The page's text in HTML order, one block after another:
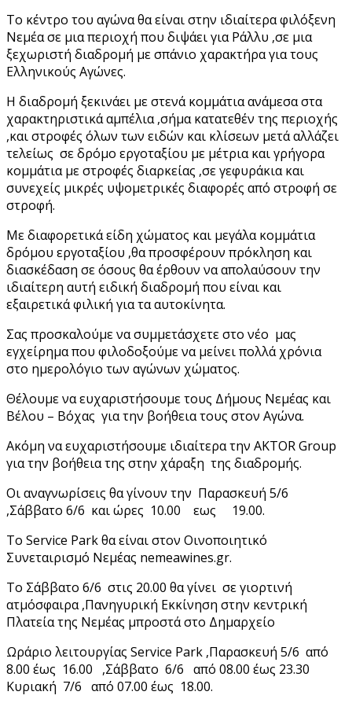
Το κέντρο του αγώνα θα είναι στην ιδιαίτερα φιλόξενη
Νεμέα σε μια περιοχή που διψάει για Ράλλυ ,σε μια
ξεχωριστή διαδρομή με σπάνιο χαρακτήρα για τους
Ελληνικούς Αγώνες.
Η διαδρομή ξεκινάει με στενά κομμάτια ανάμεσα στα
χαρακτηριστικά αμπέλια ,σήμα κατατεθέν της περιοχής
,και στροφές όλων των ειδών και κλίσεων μετά αλλάζει
τελείως σε δρόμο εργοταξίου με μέτρια και γρήγορα
κομμάτια με στροφές διαρκείας ,σε γεφυράκια και
συνεχείς μικρές υψομετρικές διαφορές από στροφή σε
στροφή.
Με διαφορετικά είδη χώματος και μεγάλα κομμάτια
δρόμου εργοταξίου ,θα προσφέρουν πρόκληση και
διασκέδαση σε όσους θα έρθουν να απολαύσουν την
ιδιαίτερη αυτή ειδική διαδρομή που είναι και
εξαιρετικά φιλική για τα αυτοκίνητα.
Σας προσκαλούμε να συμμετάσχετε στο νέο μας
εγχείρημα που φιλοδοξούμε να μείνει πολλά χρόνια
στο ημερολόγιο των αγώνων χώματος.
Θέλουμε να ευχαριστήσουμε τους Δήμους Νεμέας και
Βέλου – Βόχας για την βοήθεια τους στον Αγώνα.
Ακόμη να ευχαριστήσουμε ιδιαίτερα την ΑΚΤΟR Group
για την βοήθεια της στην χάραξη της διαδρομής.
Οι αναγνωρίσεις θα γίνουν την Παρασκευή 5/6
,Σάββατο 6/6 και ώρες 10.00 εως 19.00.
Το Service Park θα είναι στον Οινοποιητικό
Συνεταιρισμό Νεμέας nemeawines.gr.
Το Σάββατο 6/6 στις 20.00 θα γίνει σε γιορτινή
ατμόσφαιρα ,Πανηγυρική Εκκίνηση στην κεντρική
Πλατεία της Νεμέας μπροστά στο Δημαρχείο
Ωράριο λειτουργίας Service Park ,Παρασκευή 5/6 από
8.00 έως 16.00 ,Σάββατο 6/6 από 08.00 έως 23.30
Κυριακή 7/6 από 07.00 έως 18.00.